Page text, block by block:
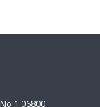
06800